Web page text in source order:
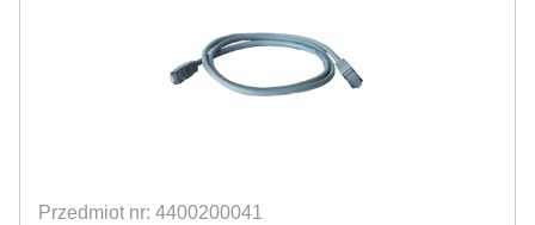
Przedmiot nr: 4400200041